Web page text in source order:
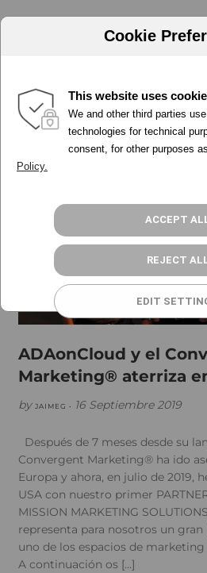
PORQUÉ ADA
HERRAMIENTAS
PRECIOS
RECURSOS
REGÍSTRATE GRATIS
ADAonCloud y el
Marketing® aterriza
by JAIMEG • 16 Septiembre 2019
Después de 7 meses desde su
Convergent Marketing® ha ido
Europa y ahora, en julio de 2019,
USA con nuestro primer
MISSION MARKETING
representa para nosotros un
uno de los espacios de
A continuación os […]
Cookie
This website uses
We and other third parties
technologies for technical
consent, for other purposes
Policy.
ACCEPT
REJECT
EDIT